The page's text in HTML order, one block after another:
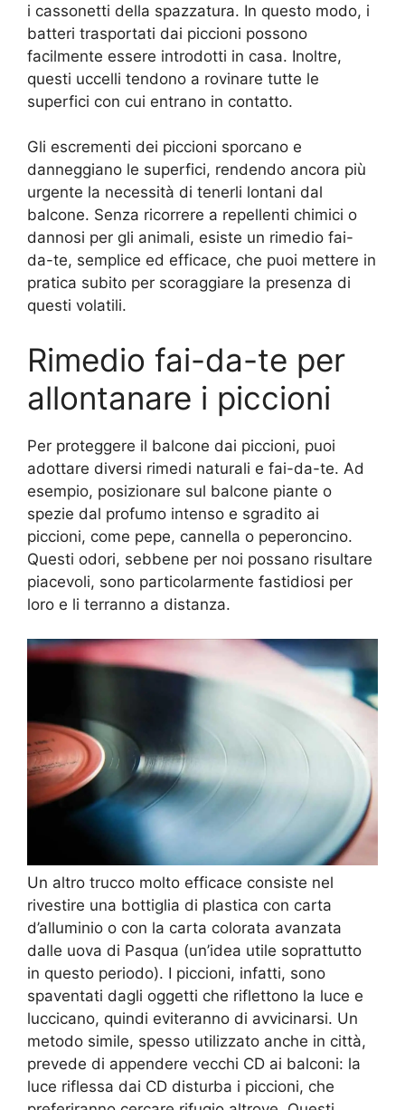
i cassonetti della spazzatura. In questo modo, i
batteri trasportati dai piccioni possono
facilmente essere introdotti in casa. Inoltre,
questi uccelli tendono a rovinare tutte le
superfici con cui entrano in contatto.
Gli escrementi dei piccioni sporcano e
danneggiano le superfici, rendendo ancora più
urgente la necessità di tenerli lontani dal
balcone. Senza ricorrere a repellenti chimici o
dannosi per gli animali, esiste un rimedio fai-
da-te, semplice ed efficace, che puoi mettere in
pratica subito per scoraggiare la presenza di
questi volatili.
Rimedio fai-da-te per
allontanare i piccioni
Per proteggere il balcone dai piccioni, puoi
adottare diversi rimedi naturali e fai-da-te. Ad
esempio, posizionare sul balcone piante o
spezie dal profumo intenso e sgradito ai
piccioni, come pepe, cannella o peperoncino.
Questi odori, sebbene per noi possano risultare
piacevoli, sono particolarmente fastidiosi per
loro e li terranno a distanza.
Un altro trucco molto efficace consiste nel
rivestire una bottiglia di plastica con carta
d’alluminio o con la carta colorata avanzata
dalle uova di Pasqua (un’idea utile soprattutto
in questo periodo). I piccioni, infatti, sono
spaventati dagli oggetti che riflettono la luce e
luccicano, quindi eviteranno di avvicinarsi. Un
metodo simile, spesso utilizzato anche in città,
prevede di appendere vecchi CD ai balconi: la
luce riflessa dai CD disturba i piccioni, che